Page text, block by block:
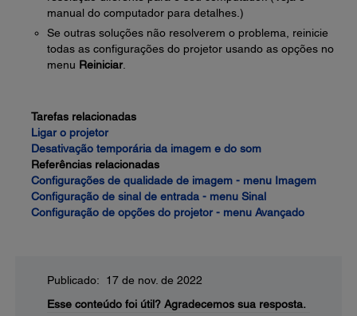
manual do computador para detalhes.)
Se outras soluções não resolverem o problema, reinicie
todas as configurações do projetor usando as opções no
menu Reiniciar.
Tarefas relacionadas
Ligar o projetor
Desativação temporária da imagem e do som
Referências relacionadas
Configurações de qualidade de imagem - menu Imagem
Configuração de sinal de entrada - menu Sinal
Configuração de opções do projetor - menu Avançado
Publicado: 17 de nov. de 2022
Esse conteúdo foi útil? Agradecemos sua resposta.